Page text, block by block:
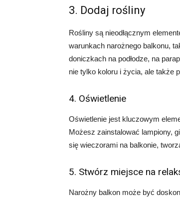
3. Dodaj rośliny
Rośliny są nieodłącznym
warunkach narożnego balkonu,
doniczkach na podłodze, na
nie tylko koloru i życia, ale także
4. Oświetlenie
Oświetlenie jest kluczowym
Możesz zainstalować lampiony,
się wieczorami na balkonie,
5. Stwórz miejsce na
Narożny balkon może być